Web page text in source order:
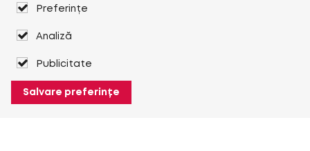
Preferințe
Analiză
Publicitate
Salvare preferințe